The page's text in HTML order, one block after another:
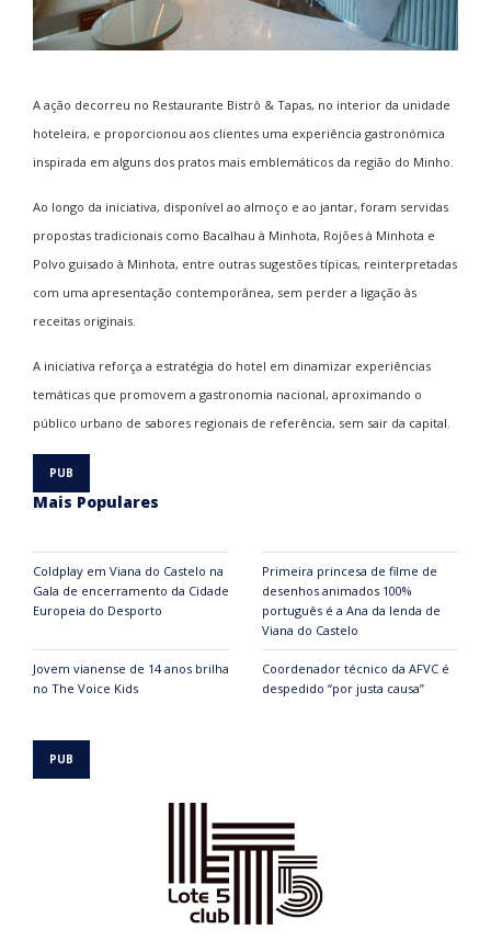
A ação decorreu no Restaurante Bistrô & Tapas, no interior da unidade
hoteleira, e proporcionou aos clientes uma experiência gastronómica
inspirada em alguns dos pratos mais emblemáticos da região do Minho.
Ao longo da iniciativa, disponível ao almoço e ao jantar, foram servidas
propostas tradicionais como Bacalhau à Minhota, Rojões à Minhota e
Polvo guisado à Minhota, entre outras sugestões típicas, reinterpretadas
com uma apresentação contemporânea, sem perder a ligação às
receitas originais.
A iniciativa reforça a estratégia do hotel em dinamizar experiências
temáticas que promovem a gastronomia nacional, aproximando o
público urbano de sabores regionais de referência, sem sair da capital.
Mais Populares
Coldplay em Viana do Castelo na
Gala de encerramento da Cidade
Europeia do Desporto
Primeira princesa de filme de
desenhos animados 100%
português é a Ana da lenda de
Viana do Castelo
Jovem vianense de 14 anos brilha
no The Voice Kids
Coordenador técnico da AFVC é
despedido “por justa causa”